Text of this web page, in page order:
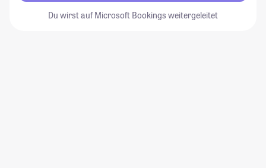
Du wirst auf Microsoft Bookings weitergeleitet